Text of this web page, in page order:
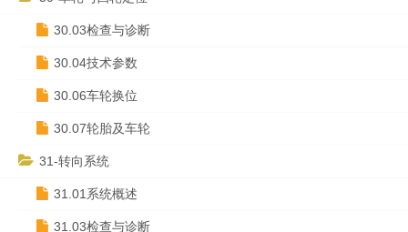
30.03检查与诊断
30.04技术参数
30.06车轮换位
30.07轮胎及车轮
31-转向系统
31.01系统概述
31.03检查与诊断